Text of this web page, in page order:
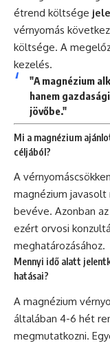
étrend költsége
vérnyomás
költsége. A
kezelés.
"A magnézium
hanem
jövőbe."
Mi a magnézium
céljából?
A
magnézium
bevéve. Azonban
ezért orvosi
meghatározásához.
Mennyi idő alatt
hatásai?
A magnézium
általában 4-6 hét
megmutatkozni.